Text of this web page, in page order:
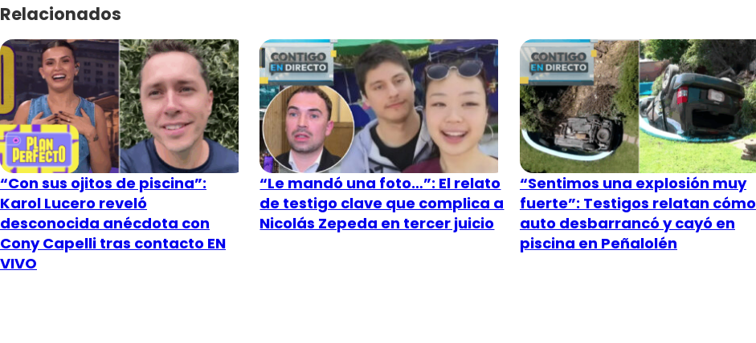
Relacionados
“Con sus ojitos de piscina”:
Karol Lucero reveló
desconocida anécdota con
Cony Capelli tras contacto EN
VIVO
“Le mandó una foto…”: El relato
de testigo clave que complica a
Nicolás Zepeda en tercer juicio
“Sentimos una explosión muy
fuerte”: Testigos relatan cómo
auto desbarrancó y cayó en
piscina en Peñalolén